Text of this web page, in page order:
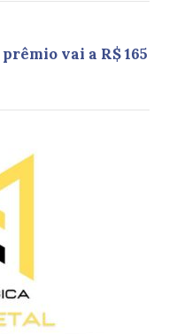
vai a R$ 165